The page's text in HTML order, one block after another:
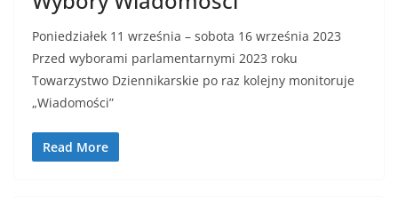
Poniedziałek 11 września – sobota 16 września 2023
Przed wyborami parlamentarnymi 2023 roku
Towarzystwo Dziennikarskie po raz kolejny monitoruje
„Wiadomości”
Read More